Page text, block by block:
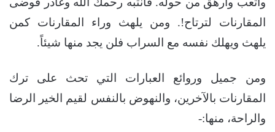
المقارنات لترتاح!. ومن يلهث وراء المقارنات كمن
يلهث ويهلك نفسه مع السراب فلن يجد منها شيئاً.
ومن جميل وروائع العبارات التي تحث على ترك
المقارنات بالآخرين، والنهوض بالنفس لقيم الخير الرضا
والراحة، منها:-